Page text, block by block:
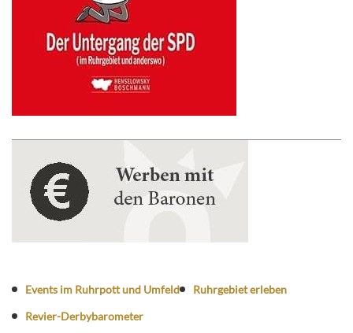
Events im Ruhrpott und Umfeld
Ruhrgebiet erleben
Revier-Derbybarometer